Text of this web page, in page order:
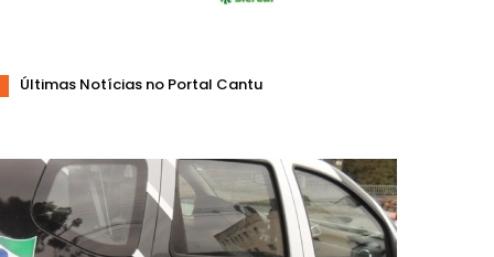
Últimas Notícias no Portal Cantu